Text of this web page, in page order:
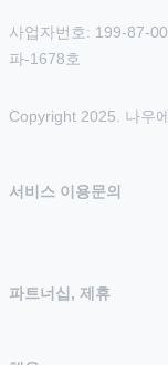
사업자번호: 199-87-
파-1678호
Copyright 2025. 나우
서비스 이용문의
파트너십, 제휴